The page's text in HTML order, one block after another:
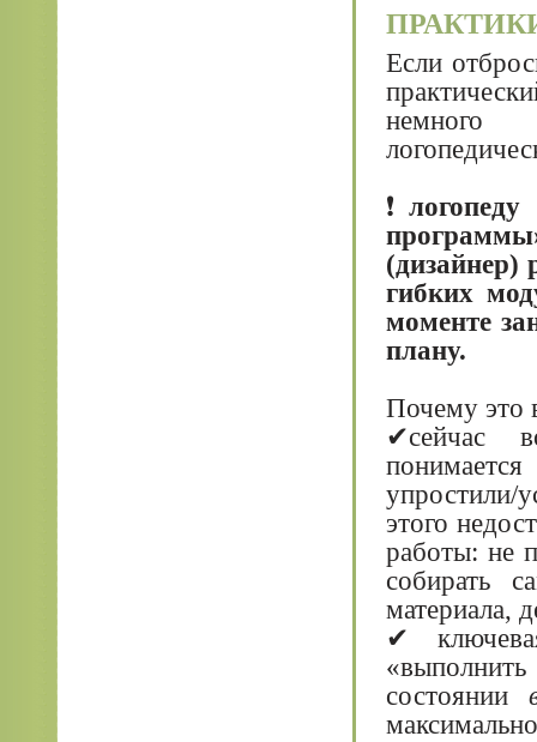
Если
немного
❗
(дизайнер)
гибких
моменте
плану.
Почему это
✔сейчас
упростили/
этого
работы: не
собирать
материала,
✔
состоянии